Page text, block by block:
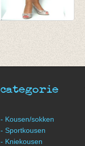
categorie
- Kousen/sokken
- Sportkousen
- Kniekousen